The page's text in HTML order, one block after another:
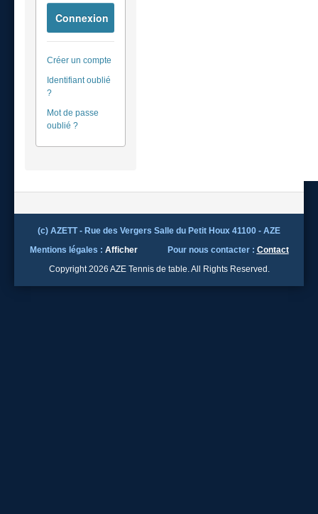
Connexion
Créer un compte
Identifiant oublié
?
Mot de passe
oublié ?
(c) AZETT - Rue des Vergers Salle du Petit Houx 41100 - AZE
Mentions légales : Afficher Pour nous contacter : Contact
Copyright 2026 AZE Tennis de table. All Rights Reserved.